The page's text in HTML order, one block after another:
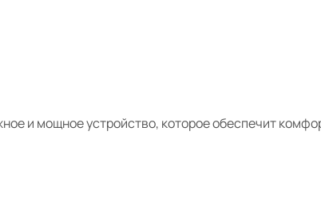
и мощное устройство, которое обеспечит